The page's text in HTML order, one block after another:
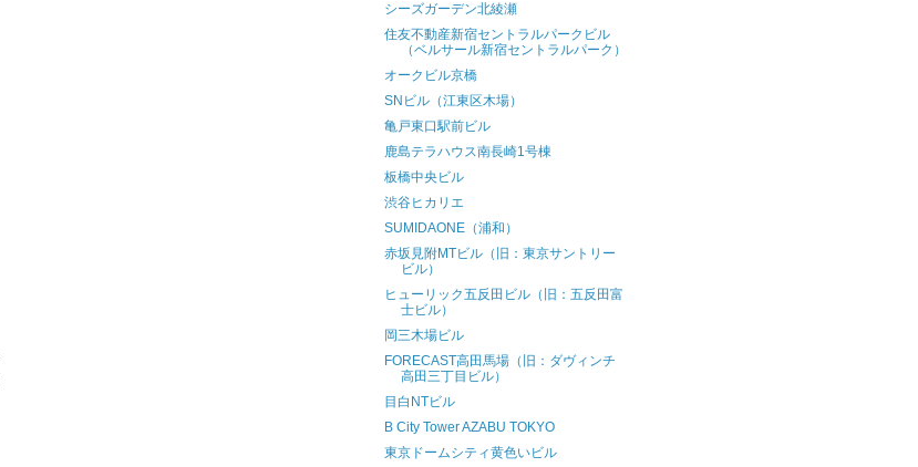
シーズガーデン北綾瀬
住友不動産新宿セントラルパークビル
（ベルサール新宿セントラルパーク）
オークビル京橋
SNビル（江東区木場）
亀戸東口駅前ビル
鹿島テラハウス南長崎1号棟
板橋中央ビル
渋谷ヒカリエ
SUMIDAONE（浦和）
赤坂見附MTビル（旧：東京サントリー
ビル）
ヒューリック五反田ビル（旧：五反田富
士ビル）
岡三木場ビル
FORECAST高田馬場（旧：ダヴィンチ
高田三丁目ビル）
目白NTビル
B City Tower AZABU TOKYO
東京ドームシティ黄色いビル